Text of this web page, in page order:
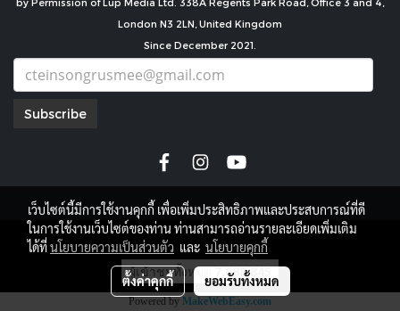
London N3 2LN, United Kingdom
Since December 2021.
Subscribe
copyright by
ผู้เข้าชมทั้งหมด7,688,845
Powered byMakeWebEasy.com
เว็บไซต์นี้มีการใช้งานคุกกี้ เพื่อเพิ่มประสิทธิภาพและประสบการณ์ที่ดี
ในการใช้งานเว็บไซต์ของท่าน ท่านสามารถอ่านรายละเอียดเพิ่มเติม
ได้ที่นโยบายความเป็นส่วนตัว และ นโยบายคุกกี้
ตั้งค่าคุกกี้ ยอมรับทั้งหมด